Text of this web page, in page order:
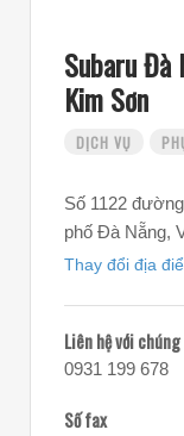
Subaru Đà
Kim Sơn
DỊCH VỤ
Số 1122
phố Đà Nẵng,
Thay đổi địa
Liên hệ với
0931 199 678
Số fax